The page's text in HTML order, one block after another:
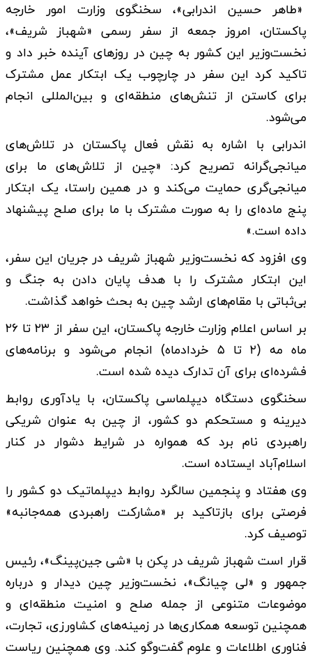
«طاهر حسین اندرابی»، سخنگوی وزارت امور خارجه
پاکستان، امروز جمعه از سفر رسمی «شهباز شریف»،
نخست‌وزیر این کشور به چین در روزهای آینده خبر داد و
تاکید کرد این سفر در چارچوب یک ابتکار عمل مشترک
برای کاستن از تنش‌های منطقه‌ای و بین‌المللی انجام
می‌شود.
اندرابی با اشاره به نقش فعال پاکستان در تلاش‌های
میانجی‌گرانه تصریح کرد: «چین از تلاش‌های ما برای
میانجی‌گری حمایت می‌کند و در همین راستا، یک ابتکار
پنج ماده‌ای را به صورت مشترک با ما برای صلح پیشنهاد
داده است.»
وی افزود که نخست‌وزیر شهباز شریف در جریان این سفر،
این ابتکار مشترک را با هدف پایان دادن به جنگ و
بی‌ثباتی با مقام‌های ارشد چین به بحث خواهد گذاشت.
بر اساس اعلام وزارت خارجه پاکستان، این سفر از ۲۳ تا ۲۶
ماه مه (۲ تا ۵ خردادماه) انجام می‌شود و برنامه‌های
فشرده‌ای برای آن تدارک دیده شده است.
سخنگوی دستگاه دیپلماسی پاکستان، با یادآوری روابط
دیرینه و مستحکم دو کشور، از چین به عنوان شریکی
راهبردی نام برد که همواره در شرایط دشوار در کنار
اسلام‌آباد ایستاده است.
وی هفتاد و پنجمین سالگرد روابط دیپلماتیک دو کشور را
فرصتی برای بازتاکید بر «مشارکت راهبردی همه‌جانبه»
توصیف کرد.
قرار است شهباز شریف در پکن با «شی جین‌پینگ»، رئیس‌
جمهور و «لی چیانگ»، نخست‌وزیر چین دیدار و درباره
موضوعات متنوعی از جمله صلح و امنیت منطقه‌ای و
همچنین توسعه همکاری‌ها در زمینه‌های کشاورزی، تجارت،
فناوری اطلاعات و علوم گفت‌وگو کند. وی همچنین ریاست